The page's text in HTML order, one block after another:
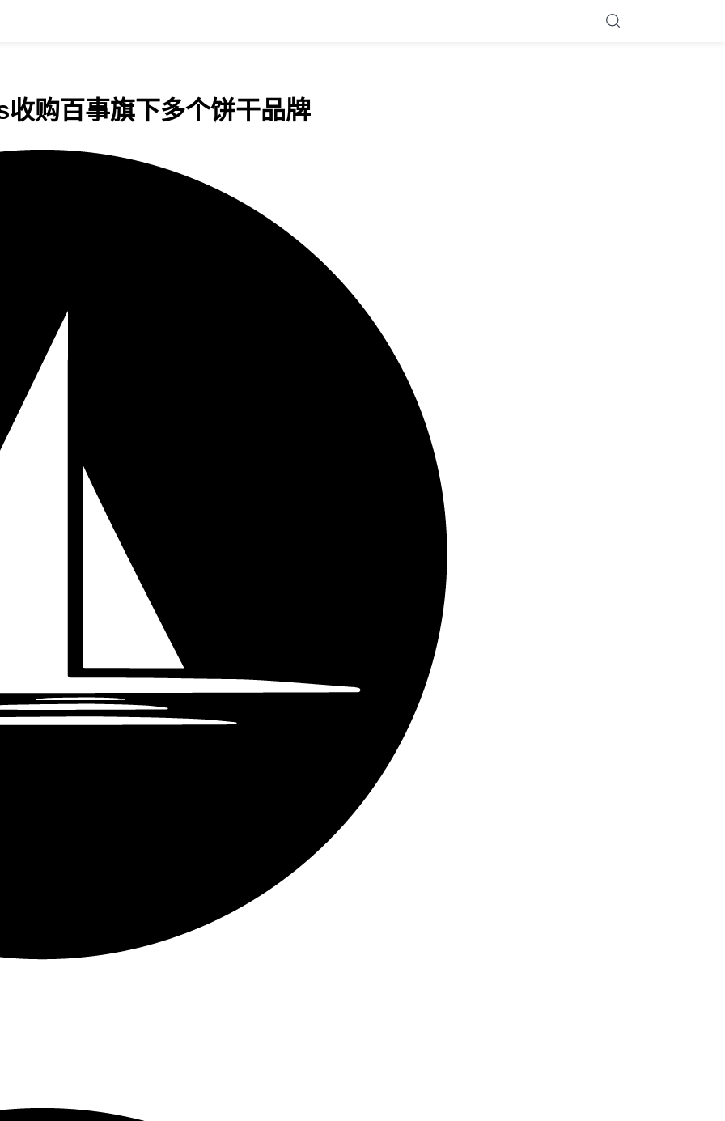
购百事旗下多个饼干品牌